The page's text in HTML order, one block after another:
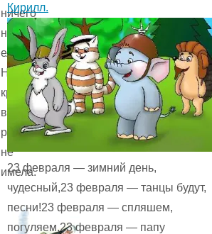
ничего
не
ела,
Ни
крошки
во
рту
не
имела.
Кирилл.
23 февраля — зимний день,
чудесный,23 февраля — танцы будут,
песни!23 февраля — спляшем,
погуляем,23 февраля — папу